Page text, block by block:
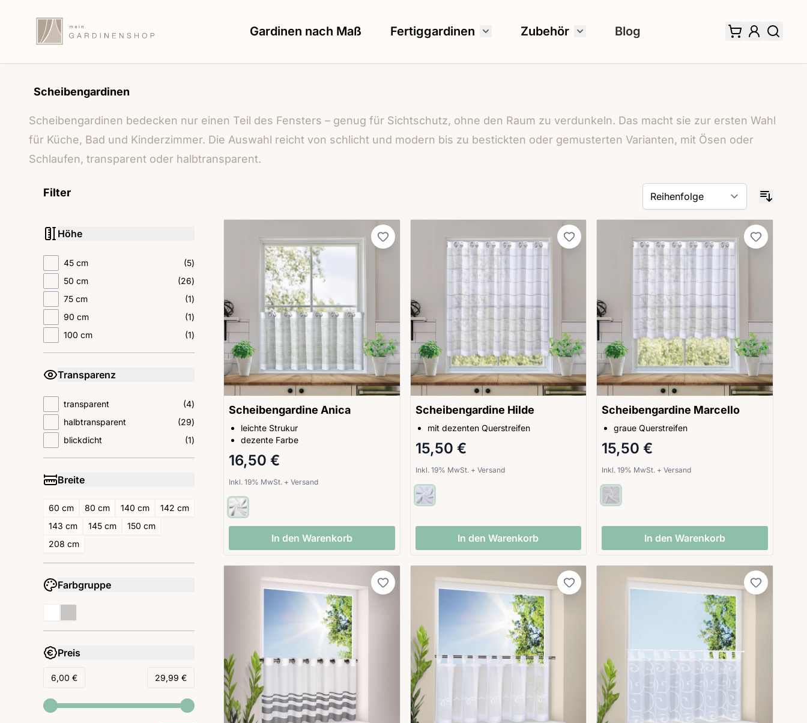
Gardinen nach Maß Fertiggardinen
Untermenü für Fertiggardinen umschalten
Zubehör
Untermenü für Zubehör umschalten
Blog
Scheibengardinen
Scheibengardinen bedecken nur einen Teil des Fensters – genug für Sichtschutz, ohne den Raum zu verdunkeln. Das macht sie zur ersten Wahl
für Küche, Bad und Kinderzimmer. Die Auswahl reicht von schlicht und modern bis zu bestickten oder gemusterten Varianten, mit Ösen oder
Schlaufen, transparent oder halbtransparent.
Filter
Zur Produktliste springen
Höhe
45 cm (5products available
)
50 cm
(26products available
)
75 cm
(1products available
)
90 cm
(1products available
)
100 cm
(1products available
)
Transparenz
transparent (4products available
)
halbtransparent
(29products available
)
blickdicht
(1products available
)
Breite
60 cm 80 cm 140 cm
142 cm
143 cm
145 cm
150 cm
208 cm
Farbgruppe
Preis
Minimum value
6,00 € Höchstwert
29,99 €
Scheibengardine Anica
leichte Strukur
dezente Farbe
16,50 €
Inkl. 19% MwSt. + Versand
In den Warenkorb
Scheibengardine Hilde
mit dezenten Querstreifen
15,50 €
Inkl. 19% MwSt. + Versand
In den Warenkorb
Scheibengardine Marcello
graue Querstreifen
15,50 €
Inkl. 19% MwSt. +Versand
In den Warenkorb